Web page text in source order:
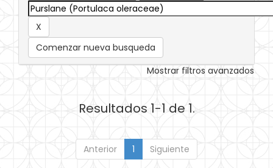
Comenzar nueva busqueda
Mostrar filtros avanzados
Resultados 1-1 de 1.
Anterior 1 Siguiente